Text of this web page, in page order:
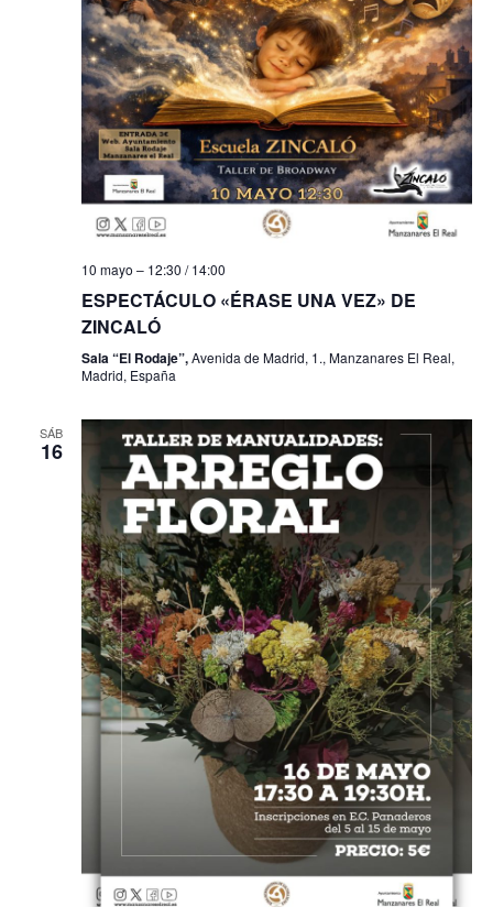
e
b
ú
s
q
u
e
a
v
i
s
t
a
s
d
e
E
v
e
n
i
s
t
a
s
d
e
E
o
10 mayo – 12:30 /14:00
ESPECTÁCULO «ÉRASE UNA VEZ» DE
ZINCALÓ
Sala “El Rodaje”,Avenida de Madrid, 1., Manzanares El Real,
Madrid, España
SÁB
16